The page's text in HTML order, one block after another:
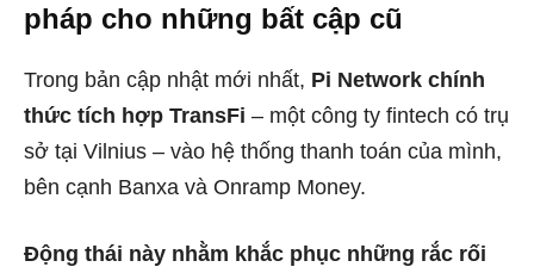
pháp cho những bất cập cũ
Trong bản cập nhật mới nhất, Pi Network chính
thức tích hợp TransFi – một công ty fintech có trụ
sở tại Vilnius – vào hệ thống thanh toán của mình,
bên cạnh Banxa và Onramp Money.
Động thái này nhằm khắc phục những rắc rối